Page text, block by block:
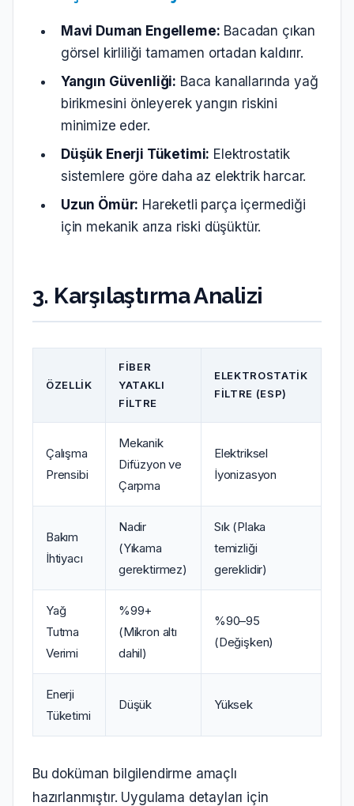
Mavi Duman Engelleme: Bacadan çıkan
görsel kirliliği tamamen ortadan kaldırır.
Yangın Güvenliği: Baca kanallarında yağ
birikmesini önleyerek yangın riskini
minimize eder.
Düşük Enerji Tüketimi: Elektrostatik
sistemlere göre daha az elektrik harcar.
Uzun Ömür: Hareketli parça içermediği
için mekanik arıza riski düşüktür.
3. Karşılaştırma Analizi
ÖZELLIK
FIBER
YATAKLI
FILTRE
ELEKTROSTATIK
FILTRE (ESP)
Çalışma
Prensibi
Mekanik
Difüzyon ve
Çarpma
Elektriksel
İyonizasyon
Bakım
İhtiyacı
Nadir
(Yıkama
gerektirmez)
Sık (Plaka
temizliği
gereklidir)
Yağ
Tutma
Verimi
%99+
(Mikron altı
dahil)
%90–95
(Değişken)
Enerji
Tüketimi
Düşük Yüksek
Bu doküman bilgilendirme amaçlı
hazırlanmıştır. Uygulama detayları için